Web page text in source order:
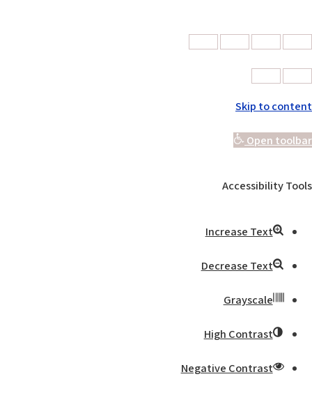
Skip to content
Open toolbar
Accessibility Tools
Increase Text
Decrease Text
Grayscale
High Contrast
Negative Contrast